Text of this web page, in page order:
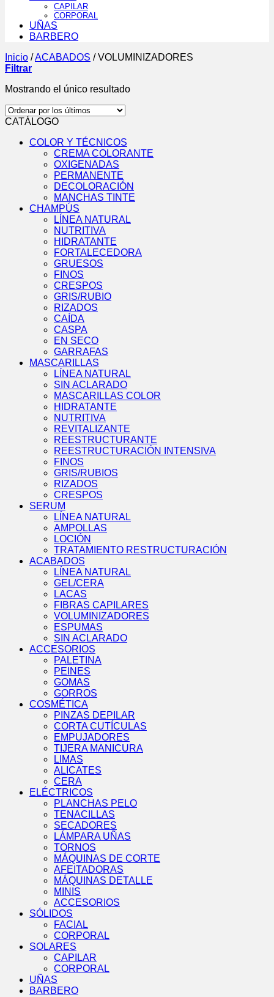
CAPILAR
CORPORAL
UÑAS
BARBERO
Inicio /ACABADOS /VOLUMINIZADORES
Filtrar
Mostrando el único resultado
CATÁLOGO
COLOR Y TÉCNICOS
CREMA COLORANTE
OXIGENADAS
PERMANENTE
DECOLORACIÓN
MANCHAS TINTE
CHAMPÚS
LÍNEA NATURAL
NUTRITIVA
HIDRATANTE
FORTALECEDORA
GRUESOS
FINOS
CRESPOS
GRIS/RUBIO
RIZADOS
CAÍDA
CASPA
EN SECO
GARRAFAS
MASCARILLAS
LÍNEA NATURAL
SIN ACLARADO
MASCARILLAS COLOR
HIDRATANTE
NUTRITIVA
REVITALIZANTE
REESTRUCTURANTE
REESTRUCTURACIÓN INTENSIVA
FINOS
GRIS/RUBIOS
RIZADOS
CRESPOS
SERUM
LÍNEA NATURAL
AMPOLLAS
LOCIÓN
TRATAMIENTO RESTRUCTURACIÓN
ACABADOS
LÍNEA NATURAL
GEL/CERA
LACAS
FIBRAS CAPILARES
VOLUMINIZADORES
ESPUMAS
SIN ACLARADO
ACCESORIOS
PALETINA
PEINES
GOMAS
GORROS
COSMÉTICA
PINZAS DEPILAR
CORTA CUTÍCULAS
EMPUJADORES
TIJERA MANICURA
LIMAS
ALICATES
CERA
ELÉCTRICOS
PLANCHAS PELO
TENACILLAS
SECADORES
LÁMPARA UÑAS
TORNOS
MÁQUINAS DE CORTE
AFEITADORAS
MÁQUINAS DETALLE
MINIS
ACCESORIOS
SÓLIDOS
FACIAL
CORPORAL
SOLARES
CAPILAR
CORPORAL
UÑAS
BARBERO